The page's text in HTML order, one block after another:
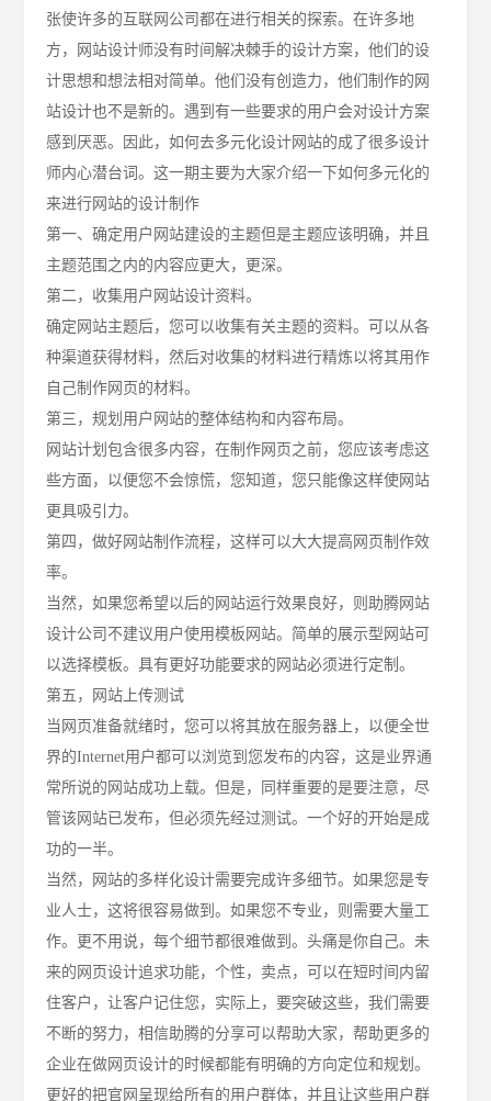
张使许多的互联网公司都在进行相关的探索。在许多地
方，网站设计师没有时间解决棘手的设计方案，他们的设
计思想和想法相对简单。他们没有创造力，他们制作的网
站设计也不是新的。遇到有一些要求的用户会对设计方案
感到厌恶。因此，如何去多元化设计网站的成了很多设计
师内心潜台词。这一期主要为大家介绍一下如何多元化的
来进行网站的设计制作
第一、确定用户网站建设的主题但是主题应该明确，并且
主题范围之内的内容应更大，更深。
第二，收集用户网站设计资料。
确定网站主题后，您可以收集有关主题的资料。可以从各
种渠道获得材料，然后对收集的材料进行精炼以将其用作
自己制作网页的材料。
第三 ，规划用户网站的整体结构和内容布局。
网站计划包含很多内容，在制作网页之前，您应该考虑这
些方面，以便您不会惊慌，您知道，您只能像这样使网站
更具吸引力。
第四 ，做好网站制作流程，这样可以大大提高网页制作效
率。
当然，如果您希望以后的网站运行效果良好，则助腾网站
设计公司不建议用户使用模板网站。简单的展示型网站可
以选择模板。具有更好功能要求的网站必须进行定制。
第五，网站上传测试
当网页准备就绪时，您可以将其放在服务器上，以便全世
界的Internet用户都可以浏览到您发布的内容，这是业界通
常所说的网站成功上载。但是，同样重要的是要注意，尽
管该网站已发布，但必须先经过测试。一个好的开始是成
功的一半。
当然，网站的多样化设计需要完成许多细节。如果您是专
业人士，这将很容易做到。如果您不专业，则需要大量工
作。更不用说，每个细节都很难做到。头痛是你自己。未
来的网页设计追求功能，个性，卖点，可以在短时间内留
住客户，让客户记住您，实际上，要突破这些，我们需要
不断的努力，相信助腾的分享可以帮助大家 ，帮助更多的
企业在做网页设计的时候都能有明确的方向定位和规划。
更好的把官网呈现给所有的用户群体，并且让这些用户群